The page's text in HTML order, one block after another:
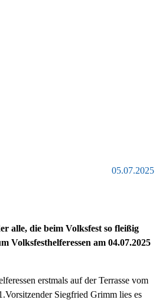
05.07.2025
alle, die beim Volksfest so fleißig
Volksfesthelferessen am 04.07.2025
erstmals auf der Terrasse vom
Siegfried Grimm lies es